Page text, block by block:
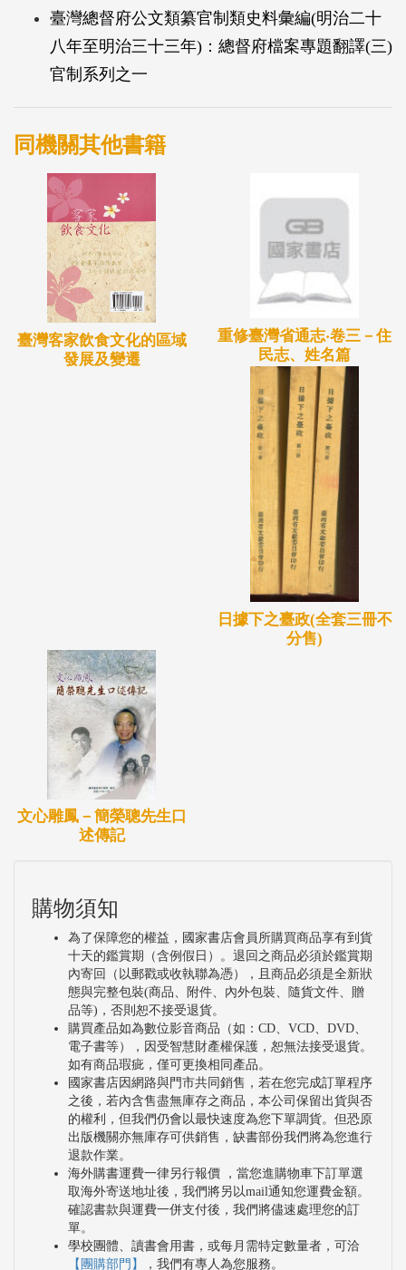
臺灣總督府公文類纂官制類史料彙編(明治二十
八年至明治三十三年)：總督府檔案專題翻譯(三)
官制系列之一
同機關其他書籍
臺灣客家飲食文化的區域
發展及變遷
重修臺灣省通志‧卷三－住
民志、姓名篇
日據下之臺政(全套三冊不
分售)
文心雕鳳－簡榮聰先生口
述傳記
購物須知
為了保障您的權益，國家書店會員所購買商品享有到貨
十天的鑑賞期（含例假日）。退回之商品必須於鑑賞期
內寄回（以郵戳或收執聯為憑），且商品必須是全新狀
態與完整包裝(商品、附件、內外包裝、隨貨文件、贈
品等)，否則恕不接受退貨。
購買產品如為數位影音商品（如：CD、VCD、DVD、
電子書等），因受智慧財產權保護，恕無法接受退貨。
如有商品瑕疵，僅可更換相同產品。
國家書店因網路與門市共同銷售，若在您完成訂單程序
之後，若內含售盡無庫存之商品，本公司保留出貨與否
的權利，但我們仍會以最快速度為您下單調貨。但恐原
出版機關亦無庫存可供銷售，缺書部份我們將為您進行
退款作業。
海外購書運費一律另行報價 ，當您進購物車下訂單選
取海外寄送地址後，我們將另以mail通知您運費金額。
確認書款與運費一併支付後，我們將儘速處理您的訂
單。
學校團體、讀書會用書，或每月需特定數量者，可洽
【團購部門】
，我們有專人為您服務。